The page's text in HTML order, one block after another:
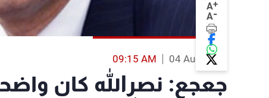
A+
A-
04 Aug 2013
09:15 AM
جعجع: نصرالله كان